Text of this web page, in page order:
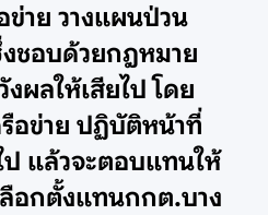
ข่าย วางแผนป่วน
งชอบด้วยกฎหมาย
ผลให้เสียไป โดย
อข่าย ปฏิบัติหน้าที่
แล้วจะตอบแทนให้
ลือกตั้งแทนกกต.บาง